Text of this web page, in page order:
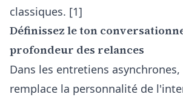
classiques. [1]
Définissez le ton
profondeur des relances
Dans les entretiens asynchrones,
remplace la personnalité de